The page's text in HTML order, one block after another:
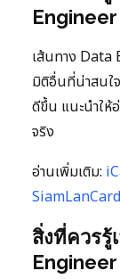
เส้นทาง
มิติอื่นที่น่าสนใจ
ดีขึ้น แนะนำให้
จริง
อ่านเพิ่มเติม:
SiamLanCard
สิ่งที่ควรรู้